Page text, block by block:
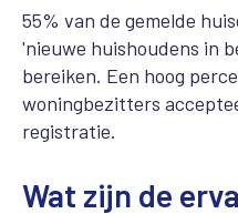
55% van de gemelde
'nieuwe huishoudens in
bereiken. Een hoog
woningbezitters
registratie.
Wat zijn de